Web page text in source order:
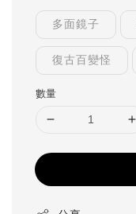
多面鏡子
復古百變怪
數量